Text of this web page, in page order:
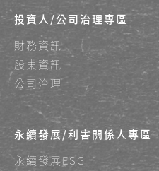
投資人/公司治理專區
財務資訊
股東資訊
公司治理
永續發展/利害關係人專區
永續發展ESG